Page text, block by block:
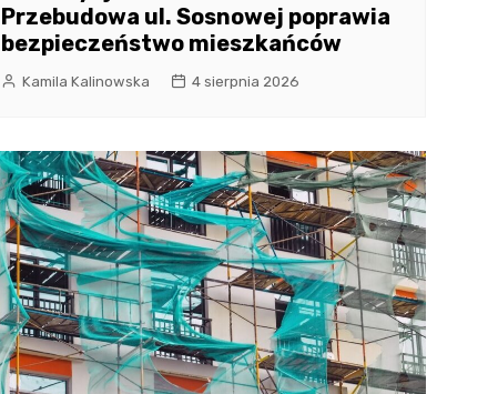
Przebudowa ul. Sosnowej poprawia
bezpieczeństwo mieszkańców
Kamila Kalinowska 4 sierpnia 2026